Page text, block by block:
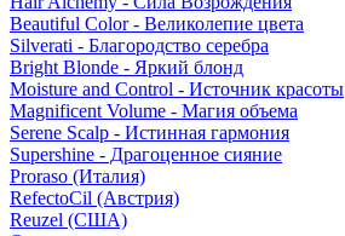
Beautiful Color - Великолепие цвета
Silverati - Благородство серебра
Bright Blonde - Яркий блонд
Moisture and Control - Источник красоты
Magnificent Volume - Магия объема
Serene Scalp - Истинная гармония
Supershine - Драгоценное сияние
Proraso (Италия)
RefectoCil (Австрия)
Reuzel (США)